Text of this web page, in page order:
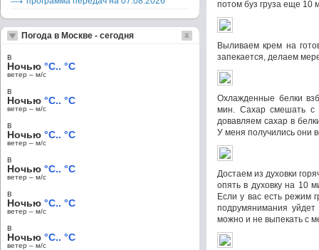
потом буз груза еще 10
Выливаем крем на
запекается, делаем
Охлажденные белки
мин. Сахар смешать с
довавляем сахар в
У меня получились они
Достаем из духовки
опять в духовку на 10
Если у вас есть режим
подрумянимания
можно и не выпекать с
Погода в Москве - сегодня
в
Ночью °C.. °C
ветер – м/c
в
Ночью °C.. °C
ветер – м/c
в
Ночью °C.. °C
ветер – м/c
в
Ночью °C.. °C
ветер – м/c
в
Ночью °C.. °C
ветер – м/c
в
Ночью °C.. °C
ветер – м/c